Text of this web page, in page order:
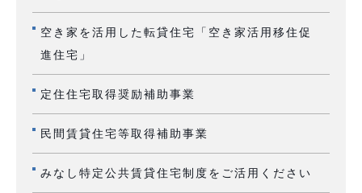
空き家を活用した転貸住宅「空き家活用移住促
進住宅」
定住住宅取得奨励補助事業
民間賃貸住宅等取得補助事業
みなし特定公共賃貸住宅制度をご活用ください